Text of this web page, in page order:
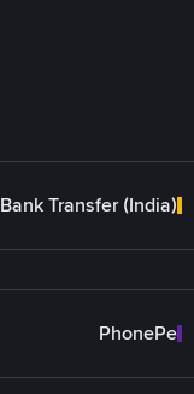
Bank Transfer (India)
PhonePe